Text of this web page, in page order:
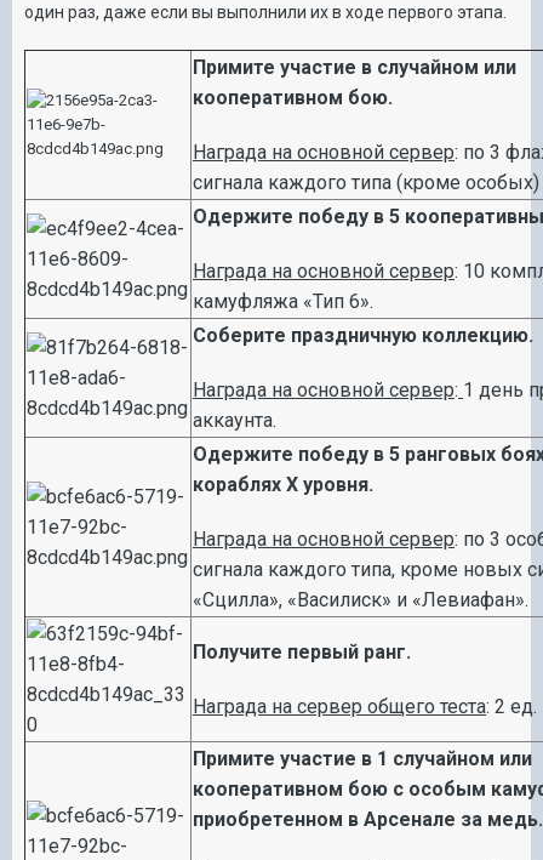
один раз, даже если вы выполнили их в ходе первого этапа.
Примите участие в случайном или
кооперативном бою.
Награда на основной сервер: по 3
сигнала каждого типа (кроме особых)
Одержите победу в 5
Награда на основной сервер: 10
камуфляжа «Тип 6».
Соберите праздничную коллекцию.
Награда на основной сервер: 1 день
аккаунта.
Одержите победу в 5 ранговых
кораблях X уровня.
Награда на основной сервер: по 3
сигнала каждого типа, кроме новых
«Сцилла», «Василиск» и «Левиафан».
Получите первый ранг.
Награда на сервер общего теста: 2
Примите участие в 1 случайном или
кооперативном бою с особым
приобретенном в Арсенале за медь.